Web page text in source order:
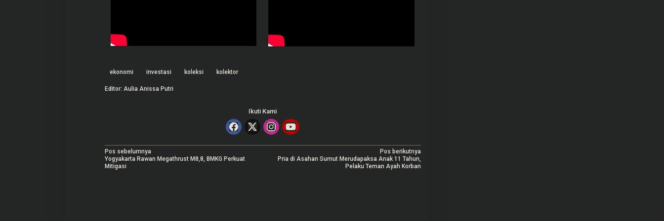
ekonomi investasi koleksi kolektor
Editor: Aulia Anissa Putri
Ikuti Kami
N
a
Pos sebelumnya
Yogyakarta Rawan Megathrust M8,8, BMKG Perkuat
Mitigasi
Pos berikutnya
Pria di Asahan Sumut Merudapaksa Anak 11 Tahun,
Pelaku Teman Ayah Korban